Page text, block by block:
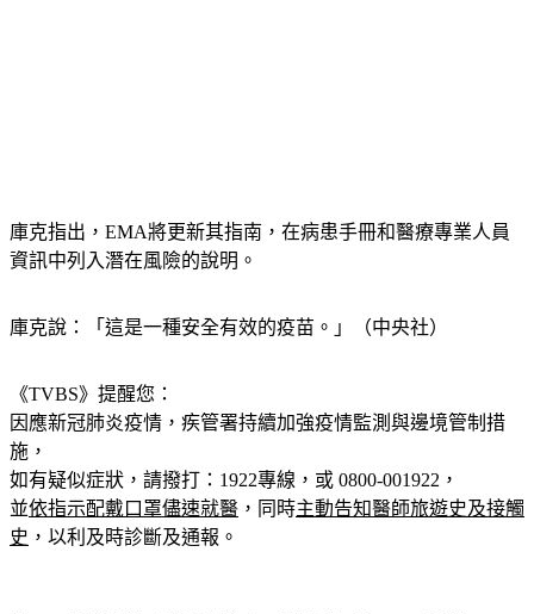
庫克指出，EMA將更新其指南，在病患手冊和醫療專業人員
資訊中列入潛在風險的說明。
庫克說：「這是一種安全有效的疫苗。」（中央社）
《TVBS》提醒您：
因應新冠肺炎疫情，疾管署持續加強疫情監測與邊境管制措
施，
如有疑似症狀，請撥打：1922專線，或 0800-001922，
並依指示配戴口罩儘速就醫 ，同時主動告知醫師旅遊史及接觸
史 ，以利及時診斷及通報。